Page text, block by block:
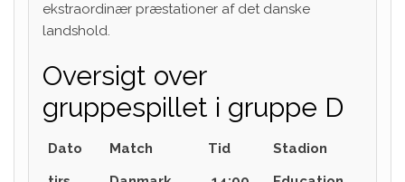
ekstraordinær præstationer af det danske
landshold.
Oversigt over
gruppespillet i gruppe D
Dato Match Tid
Stadion